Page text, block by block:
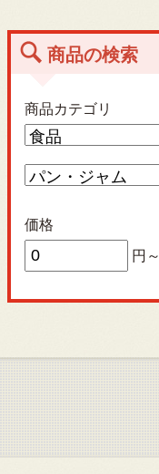
商品の検索
商品カテゴリ
価格
円～